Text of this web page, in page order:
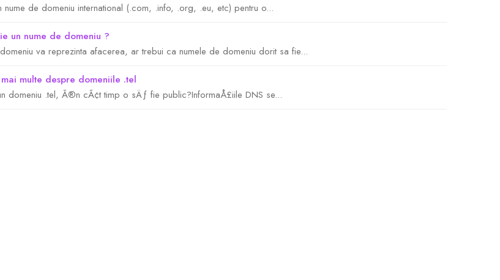
nume de domeniu international (.com, .info, .org, .eu, etc) pentru o...
un nume de domeniu ?
va reprezinta afacerea, ar trebui ca numele de domeniu dorit sa fie...
multe despre domeniile .tel
domeniu .tel, Ã®n cÃ¢t timp o sÄƒ fie public?InformaÅ£iile DNS se...